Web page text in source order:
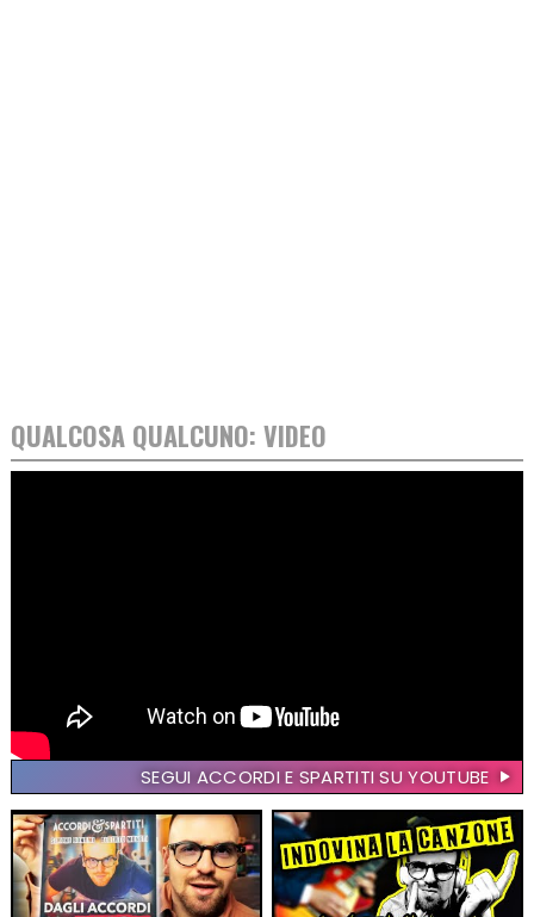
QUALCOSA QUALCUNO: VIDEO
SEGUI ACCORDI E SPARTITI SU YOUTUBE